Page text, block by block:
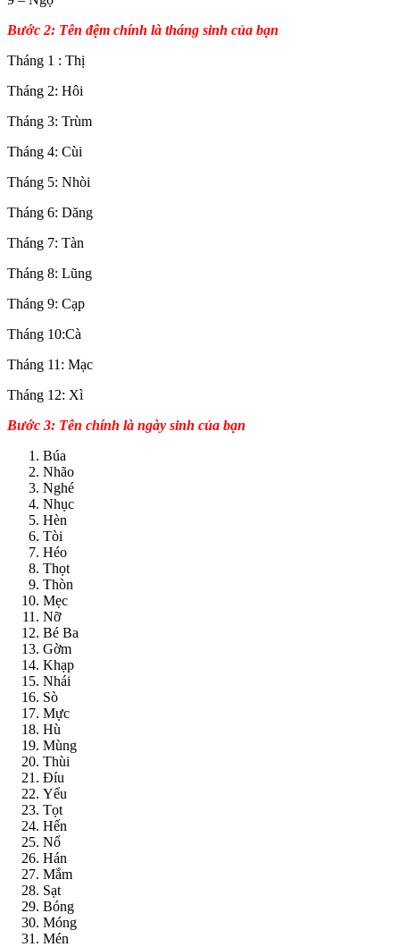
Bước 2: Tên đệm chính là tháng sinh của bạn
Tháng 1 : Thị
Tháng 2: Hôi
Tháng 3: Trùm
Tháng 4: Cùi
Tháng 5: Nhòi
Tháng 6: Dăng
Tháng 7: Tàn
Tháng 8: Lũng
Tháng 9: Cạp
Tháng 10:Cà
Tháng 11: Mạc
Tháng 12: Xì
Bước 3: Tên chính là ngày sinh của bạn
Búa
Nhão
Nghé
Nhục
Hèn
Tòi
Héo
Thọt
Thòn
Mẹc
Nỡ
Bé Ba
Gờm
Khạp
Nhái
Sò
Mực
Hù
Mùng
Thùi
Đíu
Yểu
Tọt
Hến
Nổ
Hán
Mắm
Sạt
Bóng
Móng
Mén